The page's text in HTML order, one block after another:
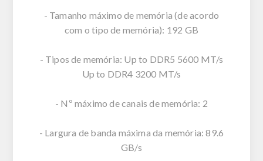
- Tamanho máximo de memória (de acordo
com o tipo de memória): 192 GB
- Tipos de memória: Up to DDR5 5600 MT/s
Up to DDR4 3200 MT/s
- Nº máximo de canais de memória: 2
- Largura de banda máxima da memória: 89.6
GB/s